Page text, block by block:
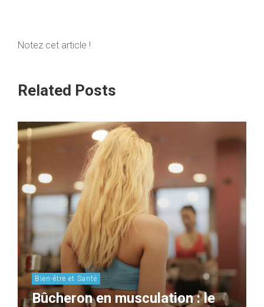
Notez cet article !
Related Posts
Bien-être et Santé
Bûcheron en musculation : le